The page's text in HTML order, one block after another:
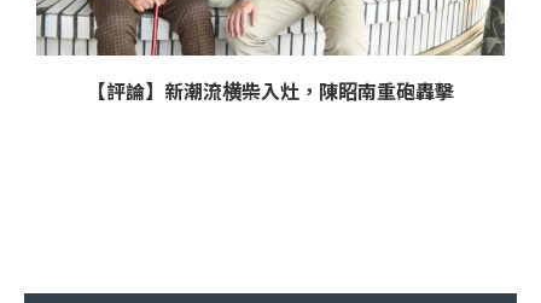
【評論】新潮流横柴入灶，陳眧南重砲轟擊